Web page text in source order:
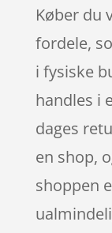
Køber du
fordele,
i fysiske
handles i
dages
en shop,
shoppen